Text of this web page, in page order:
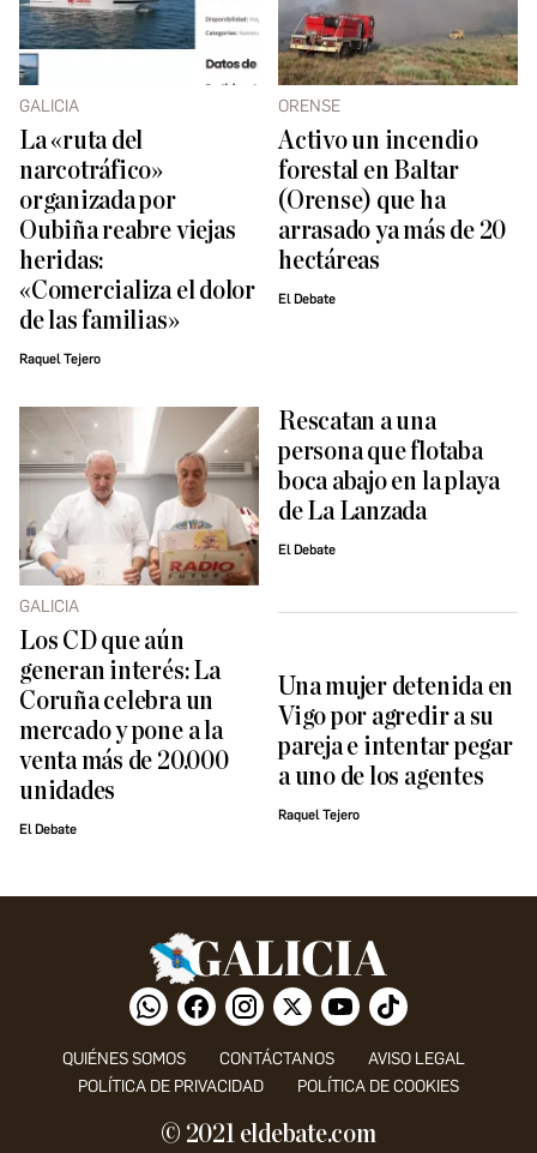
GALICIA
La «ruta del
narcotráfico»
organizada por
Oubiña reabre viejas
heridas:
«Comercializa el dolor
de las familias»
Raquel Tejero
ORENSE
Activo un incendio
forestal en Baltar
(Orense) que ha
arrasado ya más de 20
hectáreas
El Debate
GALICIA
Los CD que aún
generan interés: La
Coruña celebra un
mercado y pone a la
venta más de 20.000
unidades
El Debate
Rescatan a una
persona que flotaba
boca abajo en la playa
de La Lanzada
El Debate
Una mujer detenida en
Vigo por agredir a su
pareja e intentar pegar
a uno de los agentes
Raquel Tejero
QUIÉNES SOMOS CONTÁCTANOS
AVISO LEGAL
POLÍTICA DE PRIVACIDAD
POLÍTICA DE COOKIES
© 2021 eldebate.com